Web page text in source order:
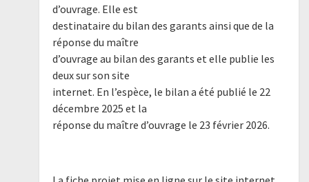
d’ouvrage. Elle est
destinataire du bilan des garants ainsi que de la
réponse du maître
d’ouvrage au bilan des garants et elle publie les
deux sur son site
internet. En l’espèce, le bilan a été publié le 22
décembre 2025 et la
réponse du maître d’ouvrage le 23 février 2026.